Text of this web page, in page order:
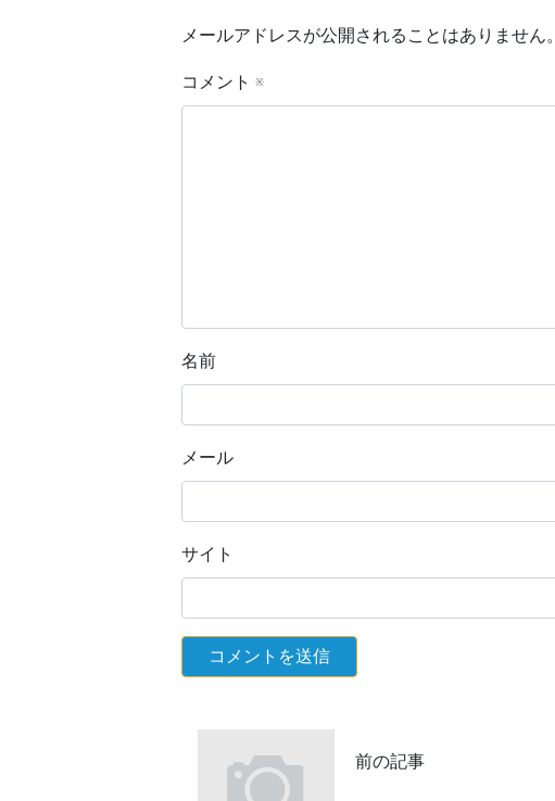
メールアドレスが公開されることはありません。
コメント ※
名前
メール
サイト
前の記事